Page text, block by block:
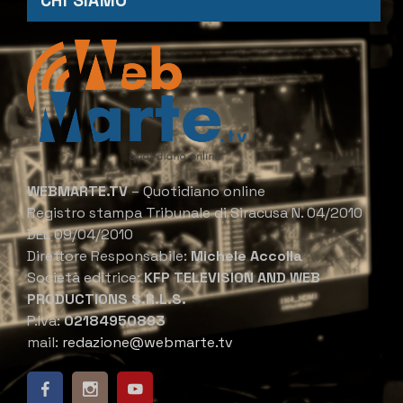
WEBMARTE.TV– Quotidiano online
Registro stampa Tribunale di Siracusa N. 04/2010
DEL 09/04/2010
Direttore Responsabile:Michele Accolla
Società editrice:KFP TELEVISION AND WEB
PRODUCTIONS S.R.L.S.
P.Iva:02184950893
mail: redazione@webmarte.tv